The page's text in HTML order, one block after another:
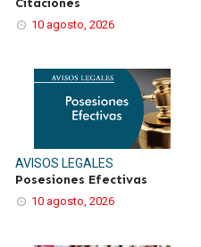
10 agosto, 2026
AVISOS LEGALES
Posesiones Efectivas
10 agosto, 2026